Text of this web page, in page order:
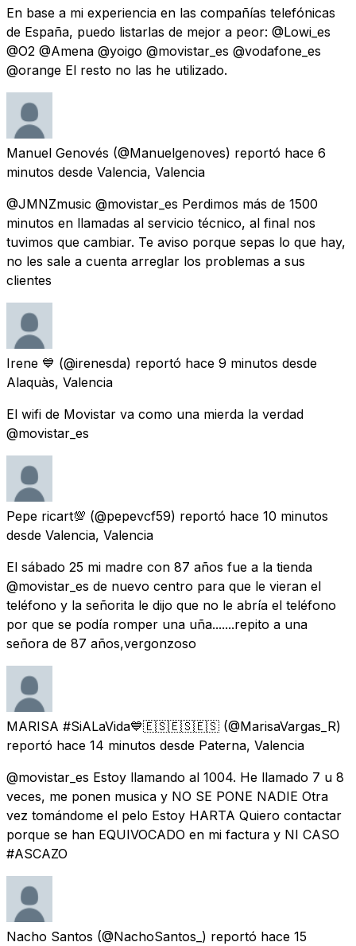
En base a mi experiencia en las compañías telefónicas
de España, puedo listarlas de mejor a peor: @Lowi_es
@O2 @Amena @yoigo @movistar_es @vodafone_es
@orange El resto no las he utilizado.
Manuel Genovés (@Manuelgenoves) reportó hace 6
minutos desde Valencia, Valencia
@JMNZmusic @movistar_es Perdimos más de 1500
minutos en llamadas al servicio técnico, al final nos
tuvimos que cambiar. Te aviso porque sepas lo que hay,
no les sale a cuenta arreglar los problemas a sus
clientes
Irene 💙 (@irenesda) reportó hace 9 minutos desde
Alaquàs, Valencia
El wifi de Movistar va como una mierda la verdad
@movistar_es
Pepe ricart💯 (@pepevcf59) reportó hace 10 minutos
desde Valencia, Valencia
El sábado 25 mi madre con 87 años fue a la tienda
@movistar_es de nuevo centro para que le vieran el
teléfono y la señorita le dijo que no le abría el teléfono
por que se podía romper una uña.......repito a una
señora de 87 años,vergonzoso
MARISA #SiALaVida💙🇪🇸🇪🇸🇪🇸 (@MarisaVargas_R)
reportó hace 14 minutos desde Paterna, Valencia
@movistar_es Estoy llamando al 1004. He llamado 7 u 8
veces, me ponen musica y NO SE PONE NADIE Otra
vez tomándome el pelo Estoy HARTA Quiero contactar
porque se han EQUIVOCADO en mi factura y NI CASO
#ASCAZO
Nacho Santos (@NachoSantos_) reportó hace 15